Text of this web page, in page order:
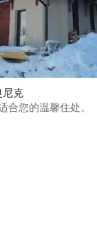
，共 14 条评价
尼克
合您的温馨住处。